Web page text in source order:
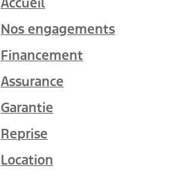
Nos engagements
Financement
Assurance
Garantie
Reprise
Location